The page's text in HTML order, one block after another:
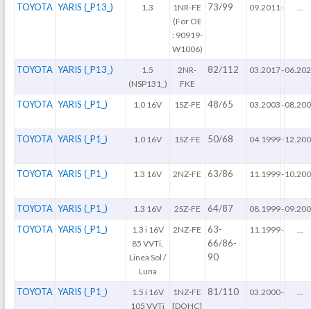
TOYOTA YARIS (_P13_) 1.3
1NR-FE
(For OE
: 90919-
W1006)
73/99 09.2011 -
TOYOTA YARIS (_P13_)
1.5
(NSP131_)
2NR-
FKE
82/112 03.2017-
TOYOTA YARIS (_P1_) 1.0 16V 1SZ-FE 48/65 03.2003-
TOYOTA YARIS (_P1_) 1.0 16V 1SZ-FE 50/68 04.1999-
TOYOTA YARIS (_P1_) 1.3 16V 2NZ-FE 63/86 11.1999-
TOYOTA YARIS (_P1_) 1.3 16V 2SZ-FE 64/87 08.1999-
TOYOTA YARIS (_P1_)
1.3 i 16V
85 VVTi,
Linea Sol /
Luna
2NZ-FE
63-
66/86-
90
11.1999-
TOYOTA YARIS (_P1_)
1.5 i 16V
105 VVTi
1NZ-FE
[DOHC]
81/110 03.2000-